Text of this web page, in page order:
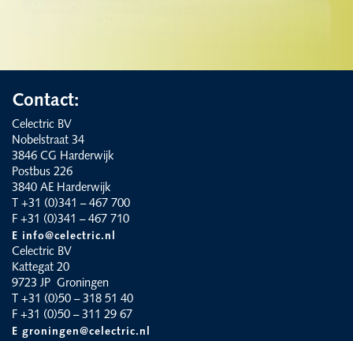
Contact:
Celectric BV
Nobelstraat 34
3846 CG Harderwijk
Postbus 226
3840 AE Harderwijk
T +31 (0)341 – 467 700
F +31 (0)341 – 467 710
E info@celectric.nl
Celectric BV
Kattegat 20
9723 JP Groningen
T +31 (0)50 – 318 51 40
F +31 (0)50 – 311 29 67
E groningen@celectric.nl